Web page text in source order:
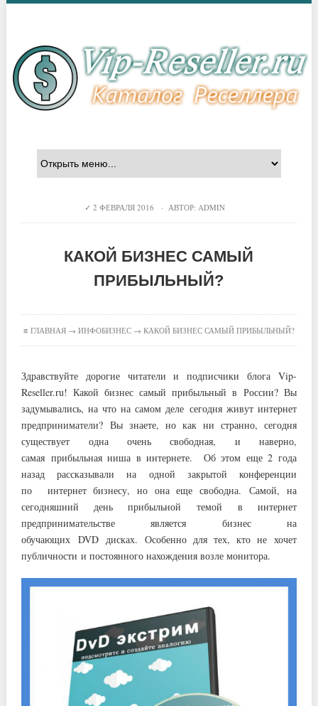
2 ФЕВРАЛЯ 2016 · АВТОР:ADMIN
КАКОЙ БИЗНЕС САМЫЙ
ПРИБЫЛЬНЫЙ?
≡ ГЛАВНАЯ → ИНФОБИЗНЕС→ КАКОЙ БИЗНЕС САМЫЙ ПРИБЫЛЬНЫЙ?
Здравствуйте дорогие читатели и подписчики блога Vip-
Reseller.ru! Какой бизнес самый прибыльный в России? Вы
задумывались, на что на самом деле сегодня живут интернет
предприниматели? Вы знаете, но как ни странно, сегодня
существует одна очень свободная, и наверно,
самая прибыльная ниша в интернете. Об этом еще 2 года
назад рассказывали на одной закрытой конференции
по интернет бизнесу, но она еще свободна. Самой, на
сегодняшний день прибыльной темой в интернет
предпринимательстве является бизнес на
обучающих DVD дисках. Особенно для тех, кто не хочет
публичности и постоянного нахождения возле монитора.